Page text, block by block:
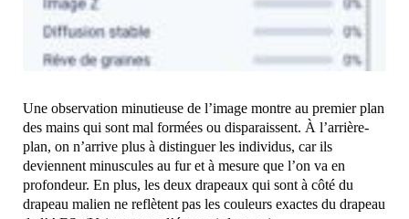
Une observation minutieuse de l’image montre au premier plan
des mains qui sont mal formées ou disparaissent. À l’arrière-
plan, on n’arrive plus à distinguer les individus, car ils
deviennent minuscules au fur et à mesure que l’on va en
profondeur. En plus, les deux drapeaux qui sont à côté du
drapeau malien ne reflètent pas les couleurs exactes du drapeau